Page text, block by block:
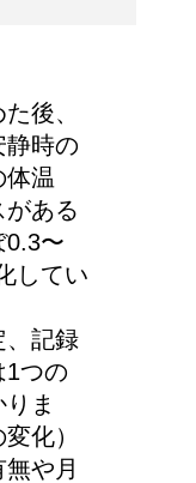
らの出血
！イギリ
ー
でも可愛
後、
静時の
温
ある
0.3〜
してい
、記録
1つの
ま
化）
や月